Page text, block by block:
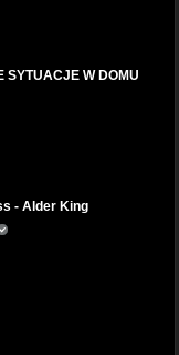
SYTUACJE W DOMU
- Alder King